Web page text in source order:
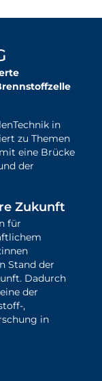
in
zu Themen
eine Brücke
der
Zukunft
für
Stand der
Dadurch
der
,
in